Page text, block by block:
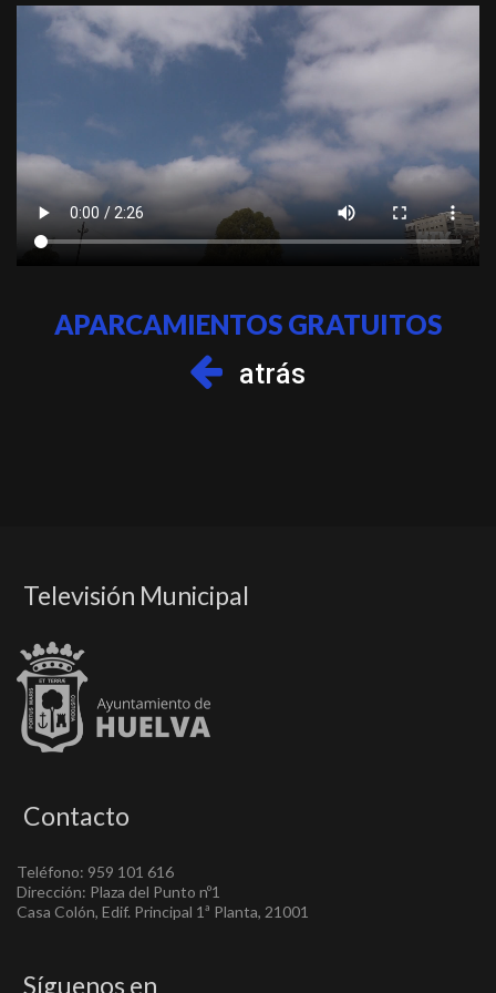
APARCAMIENTOS GRATUITOS
atrás
Televisión Municipal
Contacto
Teléfono: 959 101 616
Dirección: Plaza del Punto nº1
Casa Colón, Edif. Principal 1ª Planta, 21001
Síguenos en